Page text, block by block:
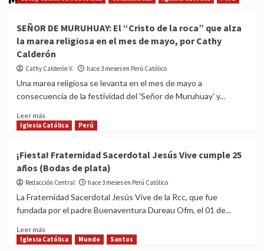
SEÑOR DE MURUHUAY: El “Cristo de la roca” que alza
la marea religiosa en el mes de mayo, por Cathy
Calderón
Cathy Calderón V. hace 3 meses en Perú Católico
Una marea religiosa se levanta en el mes de mayo a
consecuencia de la festividad del 'Señor de Muruhuay' y...
Leer másRead
more
DE
MURUHUAY:
El
“Cristo
la
que
Iglesia Católica Perú
¡Fiesta! Fraternidad Sacerdotal Jesús Vive cumple 25
años (Bodas de plata)
Redacción Central hace 3 meses en Perú Católico
La Fraternidad Sacerdotal Jesús Vive de la Rcc, que fue
fundada por el padre Buenaventura Dureau Ofm, el 01 de...
Leer másRead
more
Iglesia Católica Mundo Santos